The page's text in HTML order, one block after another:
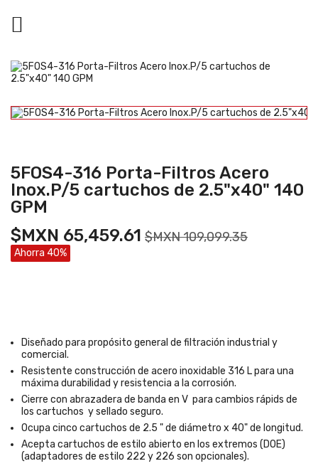

5FOS4-316 Porta-Filtros Acero
Inox.P/5 cartuchos de 2.5"x40" 140
GPM
$MXN 65,459.61 $MXN 109,099.35
Ahorra 40%
Diseñado para propósito general de filtración industrial y
comercial.
Resistente construcción de acero inoxidable 316 L para una
máxima durabilidad y resistencia a la corrosión.
Cierre con abrazadera de banda en V para cambios rápids de
los cartuchos y sellado seguro.
Ocupa cinco cartuchos de 2.5 " de diámetro x 40" de longitud.
Acepta cartuchos de estilo abierto en los extremos (DOE)
(adaptadores de estilo 222 y 226 son opcionales).